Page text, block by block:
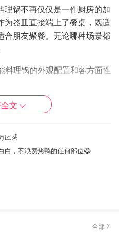
锅不再仅仅是一件厨房的加
为器皿直接端上了餐桌，既适
合朋友聚餐。无论哪种场景都
料理锅的外观配置和各方面性
小巧机身，显得复古十
文
📈💰
白，不浪费烤鸭的任何部位😋
全部